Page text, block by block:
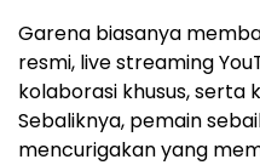
Garena biasanya
resmi, live streaming
kolaborasi khusus, serta
Sebaliknya, pemain
mencurigakan yang